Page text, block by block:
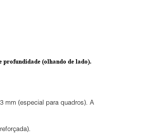
profundidade (olhando de lado).
mm (especial para quadros). A